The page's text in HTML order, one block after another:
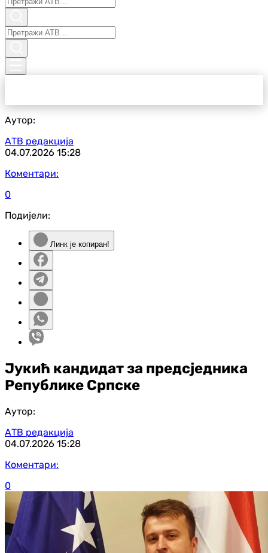
Аутор:
АТВ редакција
04.07.2026 15:28
Коментари:
0
Подијели:
Линк је копиран!
Јукић кандидат за предсједника
Републике Српске
Аутор:
АТВ редакција
04.07.2026 15:28
Коментари:
0